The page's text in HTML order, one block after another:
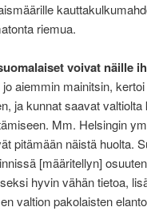
riemua.
voivat näille
jo aiemmin mainitsin,
ja kunnat saavat
Mm. Helsingin
pitämään näistä huolta.
[määritellyn]
hyvin vähän tietoa,
valtion pakolaisten